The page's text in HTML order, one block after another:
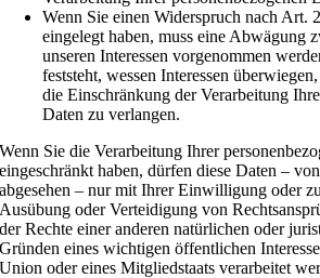
Wenn Sie einen Widerspruch nach Art.
eingelegt haben, muss eine Abwägung
unseren Interessen vorgenommen
feststeht, wessen Interessen
die Einschränkung der Verarbeitung
Daten zu verlangen.
Wenn Sie die Verarbeitung Ihrer
eingeschränkt haben, dürfen diese Daten –
abgesehen – nur mit Ihrer Einwilligung oder
Ausübung oder Verteidigung von
der Rechte einer anderen natürlichen oder
Gründen eines wichtigen öffentlichen
Union oder eines Mitgliedstaats verarbeitet